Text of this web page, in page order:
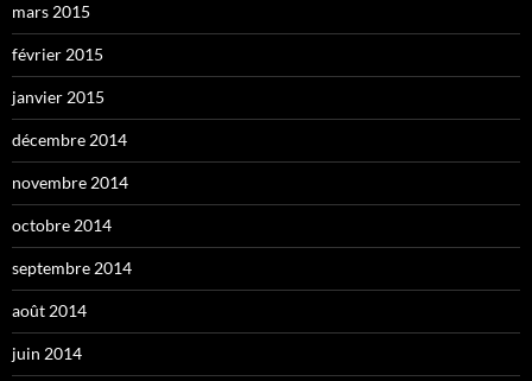
mars 2015
février 2015
janvier 2015
décembre 2014
novembre 2014
octobre 2014
septembre 2014
août 2014
juin 2014